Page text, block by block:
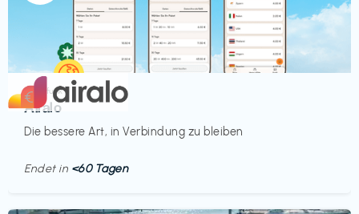
Mobilfunk
Airalo
Die bessere Art, in Verbindung zu bleiben
€‎
Endet in <60 Tagen